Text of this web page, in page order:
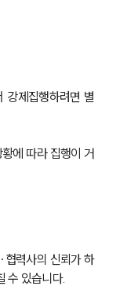
강제집행하려면 별
에 따라 집행이 거
협력사의 신뢰가 하
수 있습니다.